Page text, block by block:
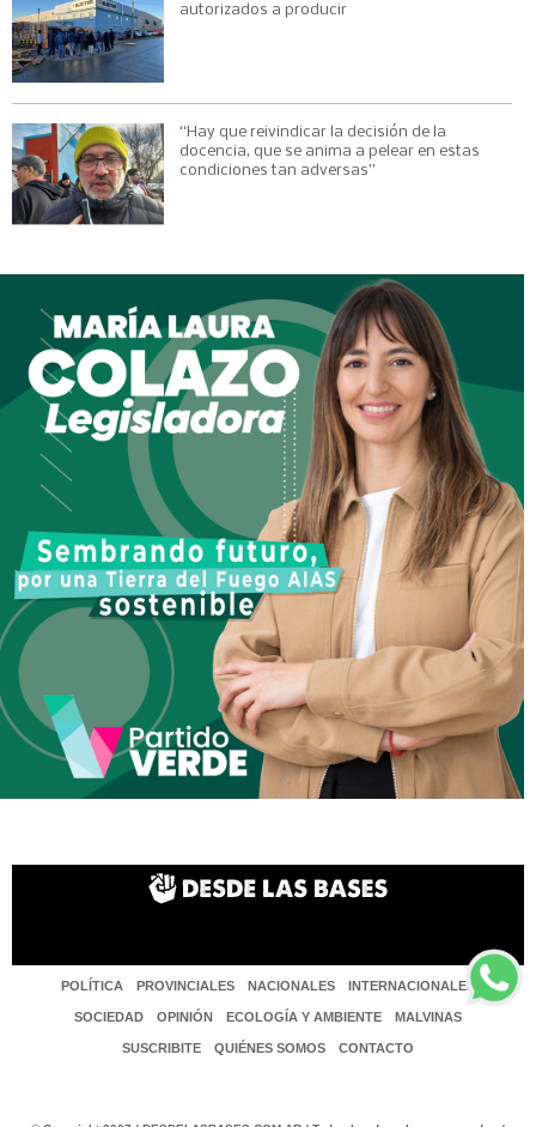
autorizados a producir
“Hay que reivindicar la decisión de la
docencia, que se anima a pelear en estas
condiciones tan adversas”
POLÍTICA PROVINCIALES NACIONALES INTERNACIONALES
SOCIEDAD OPINIÓN ECOLOGÍA Y AMBIENTE MALVINAS
SUSCRIBITE QUIÉNES SOMOS CONTACTO